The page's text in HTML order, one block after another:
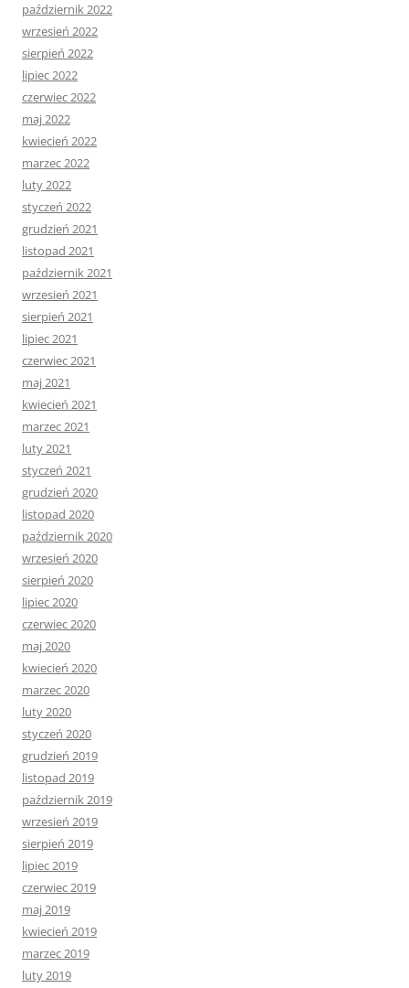
październik 2022
wrzesień 2022
sierpień 2022
lipiec 2022
czerwiec 2022
maj 2022
kwiecień 2022
marzec 2022
luty 2022
styczeń 2022
grudzień 2021
listopad 2021
październik 2021
wrzesień 2021
sierpień 2021
lipiec 2021
czerwiec 2021
maj 2021
kwiecień 2021
marzec 2021
luty 2021
styczeń 2021
grudzień 2020
listopad 2020
październik 2020
wrzesień 2020
sierpień 2020
lipiec 2020
czerwiec 2020
maj 2020
kwiecień 2020
marzec 2020
luty 2020
styczeń 2020
grudzień 2019
listopad 2019
październik 2019
wrzesień 2019
sierpień 2019
lipiec 2019
czerwiec 2019
maj 2019
kwiecień 2019
marzec 2019
luty 2019